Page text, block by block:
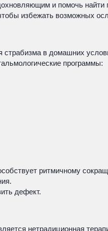
и помочь
избежать возможных
в домашних
программы:
ритмичному
дефект.
нетрадиционная